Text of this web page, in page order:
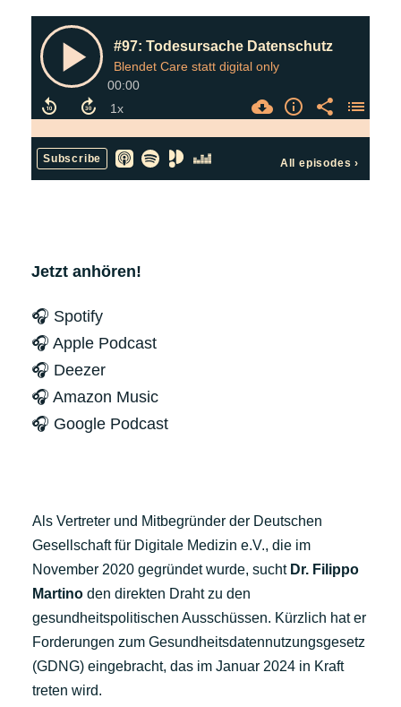
Jetzt anhören!
🎧 Spotify
🎧 Apple Podcast
🎧 Deezer
🎧 Amazon Music
🎧 Google Podcast
Als Vertreter und Mitbegründer der Deutschen
Gesellschaft für Digitale Medizin e.V., die im
November 2020 gegründet wurde, sucht Dr. Filippo
Martino den direkten Draht zu den
gesundheitspolitischen Ausschüssen. Kürzlich hat er
Forderungen zum Gesundheitsdatennutzungsgesetz
(GDNG) eingebracht, das im Januar 2024 in Kraft
treten wird.